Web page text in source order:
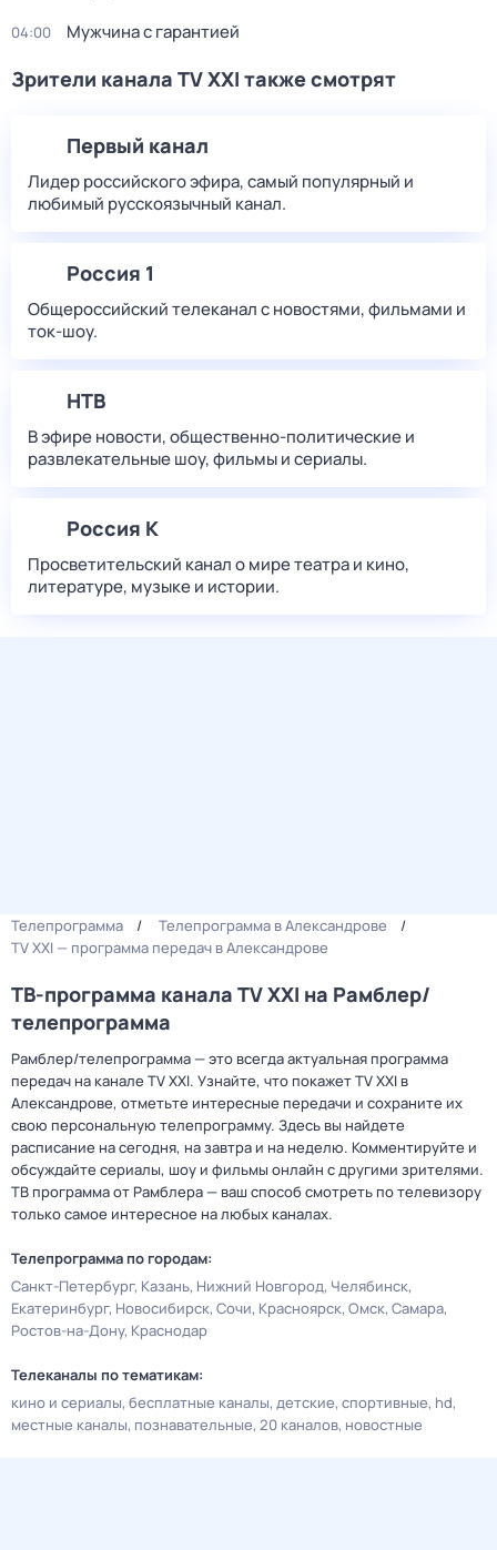
04:00 Мужчина с гарантией
Зрители канала TV XXI также смотрят
Первый канал
Лидер российского эфира, самый популярный и
любимый русскоязычный канал.
Россия 1
Общероссийский телеканал с новостями, фильмами и
ток-шоу.
НТВ
В эфире новости, общественно-политические и
развлекательные шоу, фильмы и сериалы.
Россия К
Просветительский канал о мире театра и кино,
литературе, музыке и истории.
Телепрограмма
Телепрограмма в Александрове
TV XXI — программа передач в Александрове
ТВ-программа канала TV XXI на Рамблер/
телепрограмма
Рамблер/телепрограмма — это всегда актуальная программа
передач на канале TV XXI. Узнайте, что покажет TV XXI в
Александрове, отметьте интересные передачи и сохраните их
свою персональную телепрограмму. Здесь вы найдете
расписание на сегодня, на завтра и на неделю. Комментируйте и
обсуждайте сериалы, шоу и фильмы онлайн с другими зрителями.
ТВ программа от Рамблера — ваш способ смотреть по телевизору
только самое интересное на любых каналах.
Телепрограмма по городам:
Санкт-Петербург Казань Нижний Новгород Челябинск
Екатеринбург Новосибирск Сочи Красноярск Омск Самара
Ростов-на-Дону Краснодар
Телеканалы по тематикам:
кино и сериалы бесплатные каналы детские спортивные hd
местные каналы познавательные 20 каналов новостные